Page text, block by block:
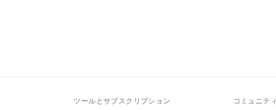
ツールとサブスクリプション コミュニティ